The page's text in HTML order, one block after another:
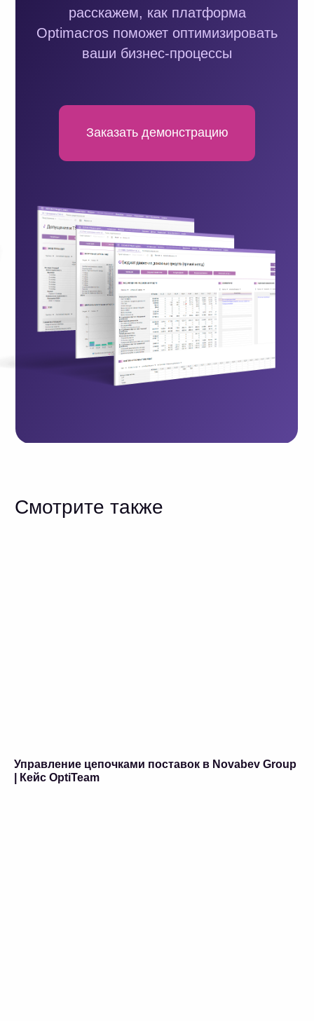
Управление цепочками поставок в Novabev Group
| Кейс OptiTeam